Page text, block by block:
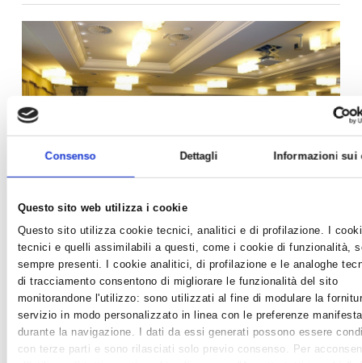
Consenso Dettagli Informazioni sui
Questo sito web utilizza i cookie
Questo sito utilizza cookie tecnici, analitici e di profilazione. I
tecnici e quelli assimilabili a questi, come i cookie di funzionalità,
sempre presenti. I cookie analitici, di profilazione e le analoghe
di tracciamento consentono di migliorare le funzionalità del sito
monitorandone l'utilizzo: sono utilizzati al fine di modulare la
servizio in modo personalizzato in linea con le preferenze
durante la navigazione. I dati da essi generati possono essere
con terze parti e sono rilasciati solo previo consenso. Per
CONCLUSO IL XVI CONGRESSO PROVINCIALE DI
CONFARTIGIANATO
News /Varie
lunedì 10 ott 2016
Sabato 8 ottobre, presso il Palace Hotel di Milano Marittima, si è
svolto l'appuntamento conclusivo dei lavori del XVI Congresso